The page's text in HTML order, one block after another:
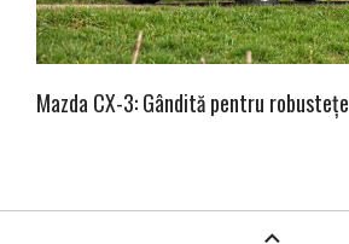
Mazda CX-3: Gândită pentru robustețe